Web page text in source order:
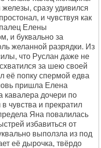
сразу удивился
и чувствуя как
Елены
и буквально за
желанной разрядки. Из
что Руслан даже не
за шею своей
её попку спермой едва
пришла Елена
кавалера дочери по
чувства и прекратил
Яна повалилась
избавиться от
выползла из под
её дырочка, твёрдо